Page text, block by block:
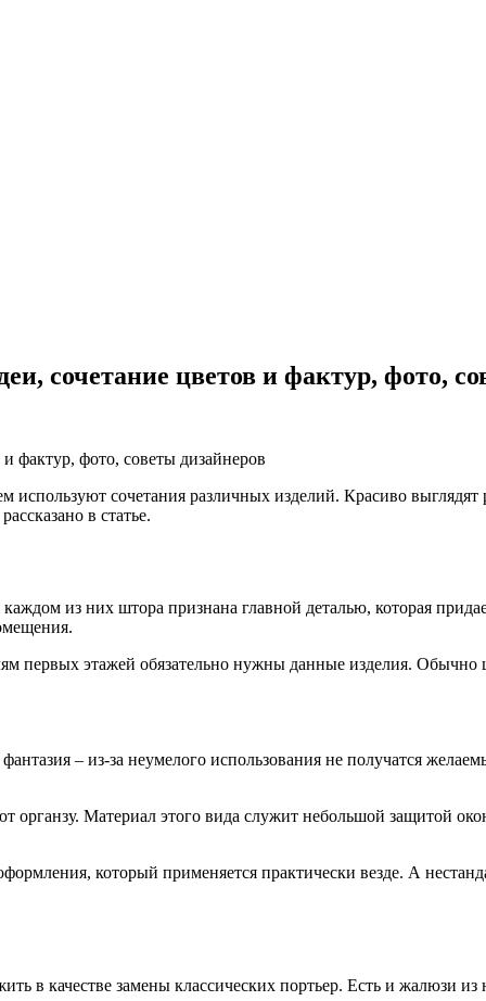
сочетание цветов и фактур, фото,
сочетания различных изделий. Красиво
в статье.
из них штора признана главной деталью, которая
первых этажей обязательно нужны данные изделия. Обычно
– из-за неумелого использования не получатся
органзу. Материал этого вида служит небольшой защитой
который применяется практически везде. А
в качестве замены классических портьер. Есть и жалюзи